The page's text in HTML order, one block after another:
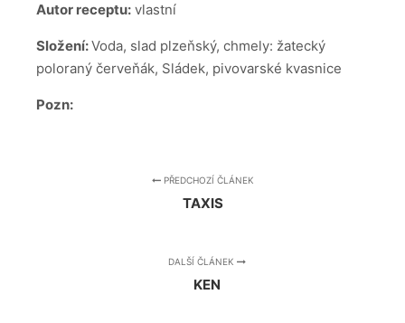
Autor receptu: vlastní
Složení:Voda, slad plzeňský, chmely: žatecký
poloraný červeňák, Sládek, pivovarské kvasnice
Pozn:
PŘEDCHOZÍ ČLÁNEK
TAXIS
DALŠÍ ČLÁNEK
KEN